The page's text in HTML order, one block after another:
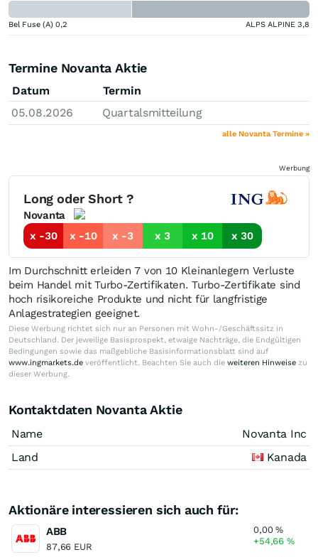
Bel Fuse (A) 0,2 ALPS ALPINE 3,8
Termine Novanta Aktie
Datum
Termin
05.08.2026
Quartalsmitteilung
alle Novanta Termine »
Werbung
Long oder Short ?
Novanta
x -30
x -10 x -3 x 3 x 10 x 30
Im Durchschnitt erleiden 7 von 10 Kleinanlegern Verluste
beim Handel mit Turbo-Zertifikaten. Turbo-Zertifikate sind
hoch risikoreiche Produkte und nicht für langfristige
Anlagestrategien geeignet.
Diese Werbung richtet sich nur an Personen mit Wohn-/Geschäftssitz in
Deutschland. Der jeweilige Basisprospekt, etwaige Nachträge, die Endgültigen
Bedingungen sowie das maßgebliche Basisinformationsblatt sind auf
www.ingmarkets.de veröffentlicht. Beachten Sie auch die weiteren Hinweise zu
dieser Werbung.
Kontaktdaten Novanta Aktie
Name
Novanta Inc
Land
Kanada
Aktionäre interessieren sich auch für:
ABB
87,66 EUR
0,00%
+54,66%